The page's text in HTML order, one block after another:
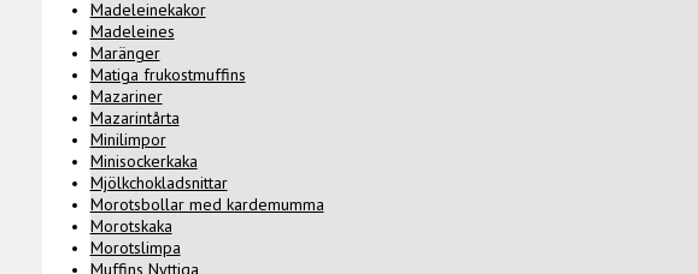
Madeleinekakor
Madeleines
Maränger
Matiga frukostmuffins
Mazariner
Mazarintårta
Minilimpor
Minisockerkaka
Mjölkchokladsnittar
Morotsbollar med kardemumma
Morotskaka
Morotslimpa
Muffins Nyttiga